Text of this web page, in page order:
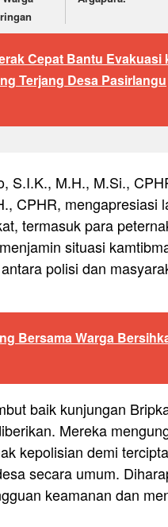
Cepat Bantu Evakuasi
Terjang Desa Pasirlangu
S.I.K., M.H., M.Si.,
CPHR, mengapresiasi
termasuk para
situasi
polisi dan
Bersama Warga
baik kunjungan
Mereka
kepolisian demi
secara umum.
keamanan dan